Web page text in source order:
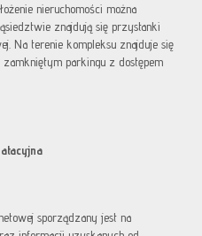
nieruchomości można
znajdują się przystanki
Na terenie kompleksu znajduje się
parkingu z dostępem
sporządzany jest na